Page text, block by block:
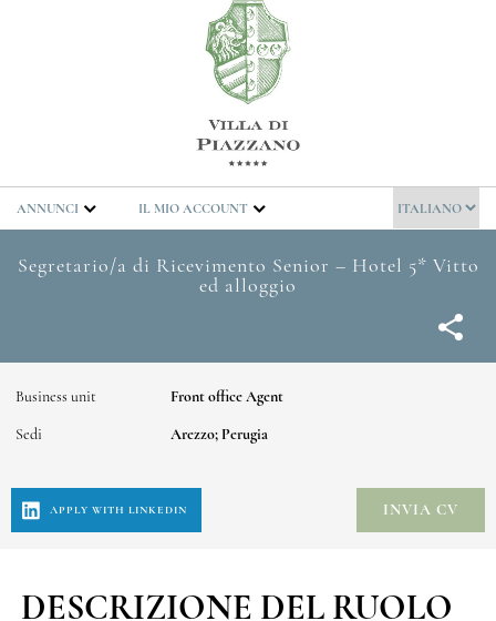
INFORMATIVA SULLA
ANNUNCI IL MIO ACCOUNT
Segretario/a di Ricevimento Senior – Hotel 5* Vitto
ed alloggio
Business unit Front office Agent
Sedi Arezzo; Perugia
DESCRIZIONE DEL RUOLO